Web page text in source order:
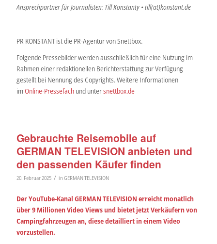
Ansprechpartner für Journalisten: Till Konstanty • till(at)konstant.de
PR KONSTANT ist die PR-Agentur von Snettbox.
Folgende Pressebilder werden ausschließlich für eine Nutzung im
Rahmen einer redaktionellen Berichterstattung zur Verfügung
gestellt bei Nennung des Copyrights. Weitere Informationen
imOnline-Pressefachund untersnettbox.de
Gebrauchte Reisemobile auf
GERMAN TELEVISION anbieten und
den passenden Käufer finden
20. Februar 2025 / in GERMAN TELEVISION
Der YouTube-Kanal GERMAN TELEVISION erreicht monatlich
über 9 Millionen Video Views und bietet jetzt Verkäufern von
Campingfahrzeugen an, diese detailliert in einem Video
vorzustellen.